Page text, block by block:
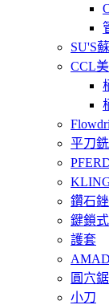
SU'S
CCL
平刀
鑽石
鍵鎖
護套
圓穴鋸
小刀